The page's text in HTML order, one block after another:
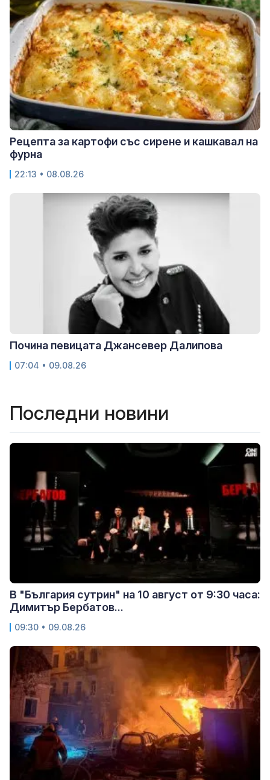
Рецепта за картофи със сирене и кашкавал на
фурна
22:13 • 08.08.26
Почина певицата Джансевер Далипова
07:04 • 09.08.26
Последни новини
В "България сутрин" на 10 август от 9:30 часа:
Димитър Бербатов...
09:30 • 09.08.26